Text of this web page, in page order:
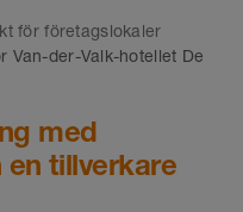
för företagslokaler
Van-der-Valk-hotellet De
med
tillverkare